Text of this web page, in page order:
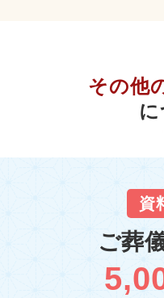
その他
資
ご葬